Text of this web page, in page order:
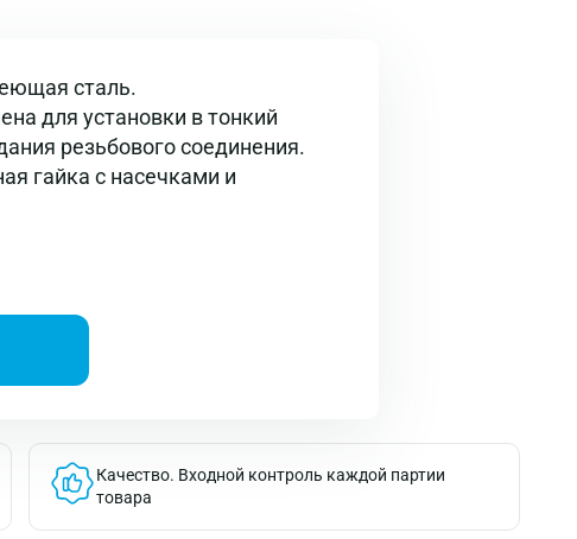
сталь.
для установки в тонкий
резьбового соединения.
гайка с насечками и
Качество. Входной контроль каждой партии
товара